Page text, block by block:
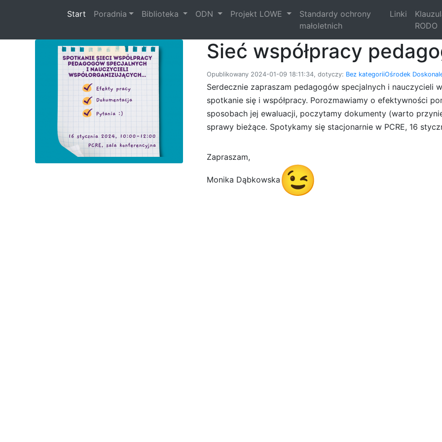
Start (current)
Poradnia Biblioteka ODN Projekt LOWE
Standardy ochrony
małoletnich
Linki
RODO
Sieć współpracy
Opublikowany 2024-01-09 18:11:34, dotyczy: Bez kategoriiOśrodek
Serdecznie zapraszam pedagogów specjalnych i nauczycieli
spotkanie się i współpracy. Porozmawiamy o efektywności
sposobach jej ewaluacji, poczytamy dokumenty (warto
sprawy bieżące. Spotykamy się stacjonarnie w PCRE, 16
Zapraszam,
Monika Dąbkowska